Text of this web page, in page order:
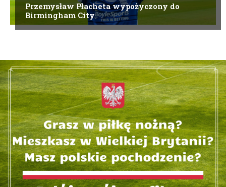
Przemysław Płacheta wypożyczony do
Birmingham City